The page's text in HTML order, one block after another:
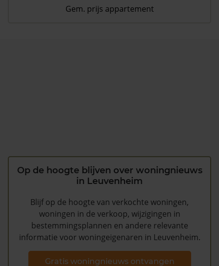
Gem. prijs appartement
Op de hoogte blijven over woningnieuws
in Leuvenheim
Blijf op de hoogte van verkochte woningen,
woningen in de verkoop, wijzigingen in
bestemmingsplannen en andere relevante
informatie voor woningeigenaren in Leuvenheim.
Gratis woningnieuws ontvangen